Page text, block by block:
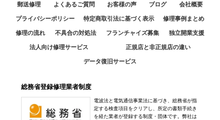
郵送修理 よくあるご質問 お客様の声 ブログ 会社概要
プライバシーポリシー 特定商取引法に基づく表示 修理事例まとめ
修理の流れ 不具合の対処法 フランチャイズ募集 独立開業支援
法人向け修理サービス 正規店と非正規店の違い
データ復旧サービス
総務省登録修理業者制度
電波法と電気通信事業法に基づき、総務省が指
定する検査項目をクリアし、所定の書類手続き
を経た業者が登録する制度・団体です。弊社は